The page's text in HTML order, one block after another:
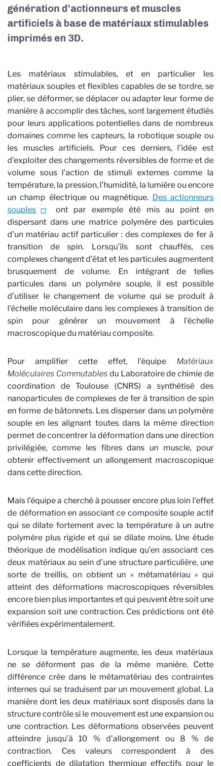
génération d’actionneurs et muscles
artificiels à base de matériaux stimulables
imprimés en 3D.
Les matériaux stimulables, et en particulier les
matériaux souples et flexibles capables de se tordre, se
plier, se déformer, se déplacer ou adapter leur forme de
manière à accomplir des tâches, sont largement étudiés
pour leurs applications potentielles dans de nombreux
domaines comme les capteurs, la robotique souple ou
les muscles artificiels. Pour ces derniers, l’idée est
d’exploiter des changements réversibles de forme et de
volume sous l’action de stimuli externes comme la
température, la pression, l’humidité, la lumière ou encore
un champ électrique ou magnétique. Des actionneurs
souples
ont par exemple été mis au point en
dispersant dans une matrice polymère des particules
d’un matériau actif particulier : des complexes de fer à
transition de spin. Lorsqu’ils sont chauffés, ces
complexes changent d’état et les particules augmentent
brusquement de volume. En intégrant de telles
particules dans un polymère souple, il est possible
d’utiliser le changement de volume qui se produit à
l’échelle moléculaire dans les complexes à transition de
spin pour générer un mouvement à l’échelle
macroscopique du matériau composite.
Pour amplifier cette effet, l’équipe Matériaux
Moléculaires Commutablesdu Laboratoire de chimie de
coordination de Toulouse (CNRS) a synthétisé des
nanoparticules de complexes de fer à transition de spin
en forme de bâtonnets. Les disperser dans un polymère
souple en les alignant toutes dans la même direction
permet de concentrer la déformation dans une direction
privilégiée, comme les fibres dans un muscle, pour
obtenir effectivement un allongement macroscopique
dans cette direction.
Mais l’équipe a cherché à pousser encore plus loin l’effet
de déformation en associant ce composite souple actif
qui se dilate fortement avec la température à un autre
polymère plus rigide et qui se dilate moins. Une étude
théorique de modélisation indique qu’en associant ces
deux matériaux au sein d’une structure particulière, une
sorte de treillis, on obtient un « métamatériau » qui
atteint des déformations macroscopiques réversibles
encore bien plus importantes et qui peuvent être soit une
expansion soit une contraction. Ces prédictions ont été
vérifiées expérimentalement.
Lorsque la température augmente, les deux matériaux
ne se déforment pas de la même manière. Cette
différence crée dans le métamatériau des contraintes
internes qui se traduisent par un mouvement global. La
manière dont les deux matériaux sont disposés dans la
structure contrôle si le mouvement est une expansion ou
une contraction. Les déformations observées peuvent
atteindre jusqu’à 10 % d’allongement ou 8 % de
contraction. Ces valeurs correspondent à des
coefficients de dilatation thermique effectifs pour le